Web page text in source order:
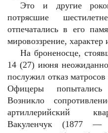
Это и другие
потрясшие
отпечатались в его
мировоззрение, характер
На броненосце,
14 (27) июня
послужил отказ
Офицеры попытались
Возникло
артиллерийский
Вакуленчук (1877 —